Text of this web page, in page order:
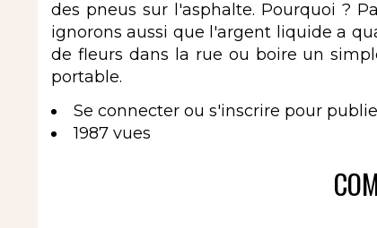
des pneus sur l'asphalte. Pourquoi ?
ignorons aussi que l'argent liquide a
de fleurs dans la rue ou boire un
portable.
Se connecter ou s'inscrire pour
1987 vues